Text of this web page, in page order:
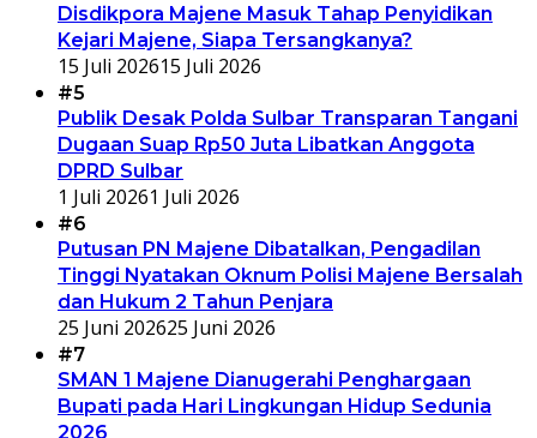
Disdikpora Majene Masuk Tahap Penyidikan
Kejari Majene, Siapa Tersangkanya?
15 Juli 202615 Juli 2026
#5
Publik Desak Polda Sulbar Transparan Tangani
Dugaan Suap Rp50 Juta Libatkan Anggota
DPRD Sulbar
1 Juli 20261 Juli 2026
#6
Putusan PN Majene Dibatalkan, Pengadilan
Tinggi Nyatakan Oknum Polisi Majene Bersalah
dan Hukum 2 Tahun Penjara
25 Juni 202625 Juni 2026
#7
SMAN 1 Majene Dianugerahi Penghargaan
Bupati pada Hari Lingkungan Hidup Sedunia
2026